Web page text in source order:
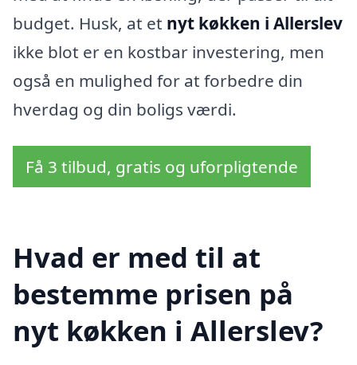
budget. Husk, at et nyt køkken i Allerslev
ikke blot er en kostbar investering, men
også en mulighed for at forbedre din
hverdag og din boligs værdi.
Få 3 tilbud, gratis og uforpligtende
Hvad er med til at
bestemme prisen på
nyt køkken i Allerslev?